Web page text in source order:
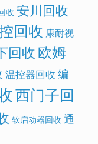
收 安川回收
回收 康耐视
回收欧姆
温控器回收 编
西门子回
软启动器回收 通